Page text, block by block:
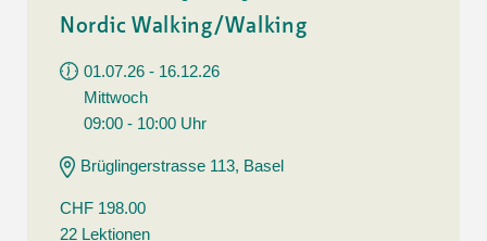
Nordic Walking/Walking
01.07.26 - 16.12.26
Mittwoch
09:00 - 10:00 Uhr
Brüglingerstrasse 113, Basel
CHF 198.00
22 Lektionen